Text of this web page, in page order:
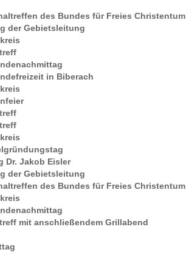
des Bundes für Freies Christentum
der Gebietsleitung
in Biberach
Dr. Jakob Eisler
der Gebietsleitung
des Bundes für Freies Christentum
mit anschließendem Grillabend